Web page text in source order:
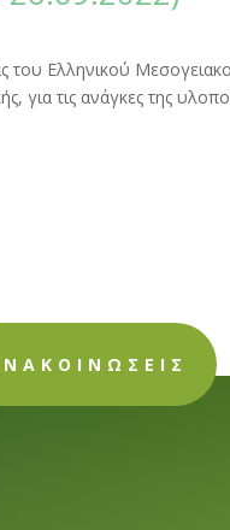
του Ελληνικού
για τις ανάγκες της